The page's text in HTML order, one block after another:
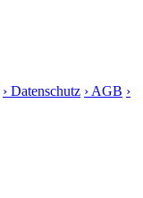
› Datenschutz › AGB ›